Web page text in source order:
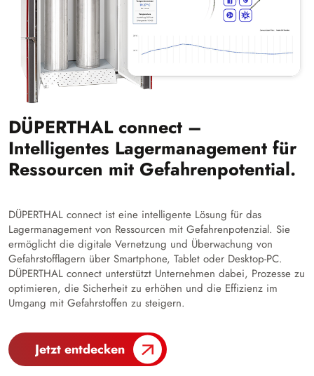
DÜPERTHAL connect –
Intelligentes Lagermanagement für
Ressourcen mit Gefahrenpotential.
DÜPERTHAL connect ist eine intelligente Lösung für das
Lagermanagement von Ressourcen mit Gefahrenpotenzial. Sie
ermöglicht die digitale Vernetzung und Überwachung von
Gefahrstofflagern über Smartphone, Tablet oder Desktop-PC.
DÜPERTHAL connect unterstützt Unternehmen dabei, Prozesse zu
optimieren, die Sicherheit zu erhöhen und die Effizienz im
Umgang mit Gefahrstoffen zu steigern.
Jetzt entdecken